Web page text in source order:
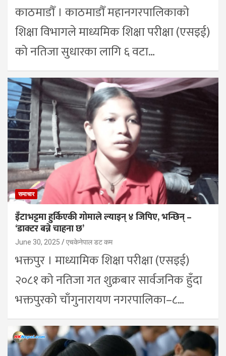
काठमाडौँ । काठमाडौँ महानगरपालिकाको
शिक्षा विभागले माध्यमिक शिक्षा परीक्षा (एसइई)
को नतिजा सुधारका लागि ६ वटा…
समाचार
इँटाभट्टमा हुर्किएकी गोमाले ल्याइन् ४ जिपिए, भन्छिन् –
‘डाक्टर बन्ने चाहना छ’
June 30, 2025 एचकेनेपाल डट कम
भक्तपुर । माध्यामिक शिक्षा परीक्षा (एसइई)
२०८१ को नतिजा गत शुक्रबार सार्वजनिक हुँदा
भक्तपुरको चाँगुनारायण नगरपालिका–८…